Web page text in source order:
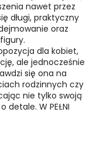
nawet przez
długi, praktyczny
oraz
dla kobiet,
ale jednocześnie
się ona na
rodzinnych czy
nie tylko swoją
detale. W PEŁNI